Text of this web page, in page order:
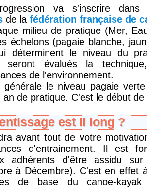
va s'inscrire
de la fédération française de
milieu de pratique (Mer,
échelons (pagaie blanche,
déterminent le niveau du
seront évalués la
de l'environnement.
générale le niveau pagaie
an de pratique. C'est le début de
est il long ?
avant tout de votre
d'entrainement. Il est
adhérents d'être assidu
à Décembre). C'est en effet
de base du canoë-